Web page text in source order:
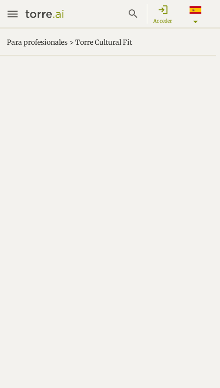
login
Acceder
Para profesionales > Torre Cultural Fit